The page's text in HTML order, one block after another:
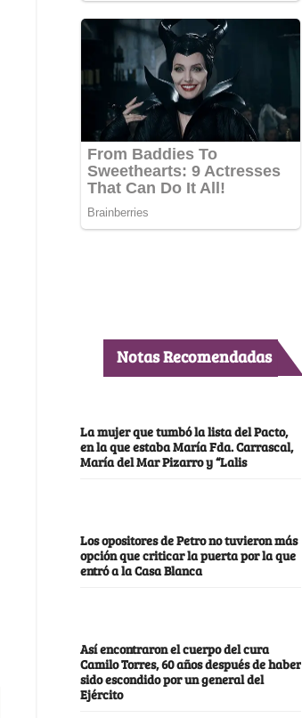
Notas Recomendadas
La mujer que tumbó la lista del Pacto,
en la que estaba María Fda. Carrascal,
María del Mar Pizarro y “Lalis
Los opositores de Petro no tuvieron más
opción que criticar la puerta por la que
entró a la Casa Blanca
Así encontraron el cuerpo del cura
Camilo Torres, 60 años después de haber
sido escondido por un general del
Ejército